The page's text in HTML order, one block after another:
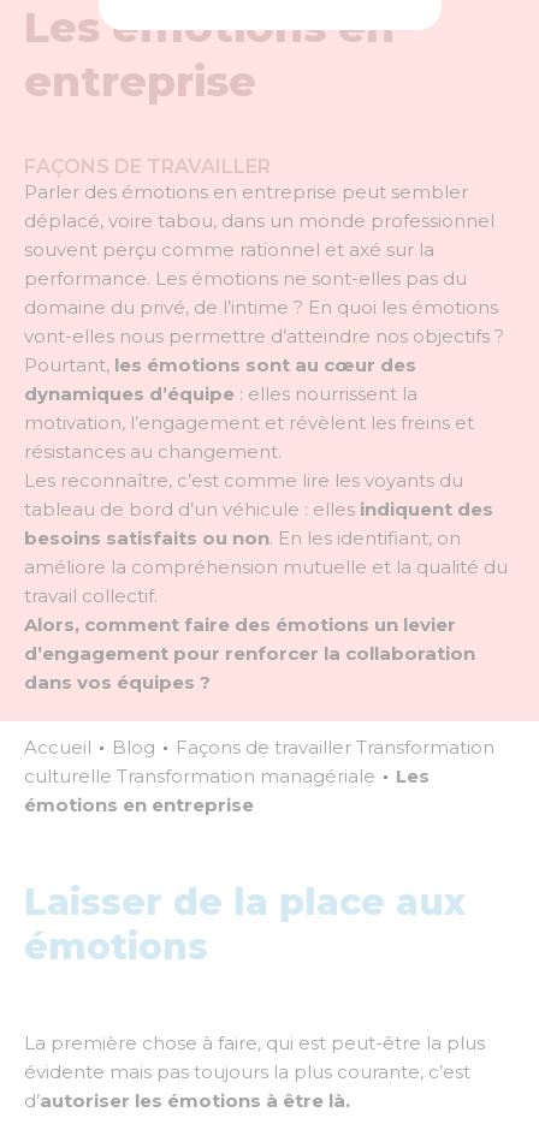
Les émotions en
entreprise
FAÇONS DE TRAVAILLER
Parler des émotions en entreprise peut sembler
déplacé, voire tabou, dans un monde professionnel
souvent perçu comme rationnel et axé sur la
performance. Les émotions ne sont-elles pas du
domaine du privé, de l’intime ? En quoi les émotions
vont-elles nous permettre d’atteindre nos objectifs ?
Pourtant, les émotions sont au cœur des
dynamiques d’équipe : elles nourrissent la
motivation, l’engagement et révèlent les freins et
résistances au changement.
Les reconnaître, c’est comme lire les voyants du
tableau de bord d’un véhicule : elles indiquent des
besoins satisfaits ou non. En les identifiant, on
améliore la compréhension mutuelle et la qualité du
travail collectif.
Alors, comment faire des émotions un levier
d’engagement pour renforcer la collaboration
dans vos équipes ?
Accueil Blog Façons de travailler Transformation
culturelle Transformation managériale
Les
émotions en entreprise
Laisser de la place aux
émotions
La première chose à faire, qui est peut-être la plus
évidente mais pas toujours la plus courante, c’est
d’autoriser les émotions à être là.